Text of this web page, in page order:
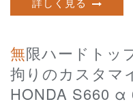
無限ハードトップなど無限パーツ及び
拘りのカスタマ
HONDA S660 α